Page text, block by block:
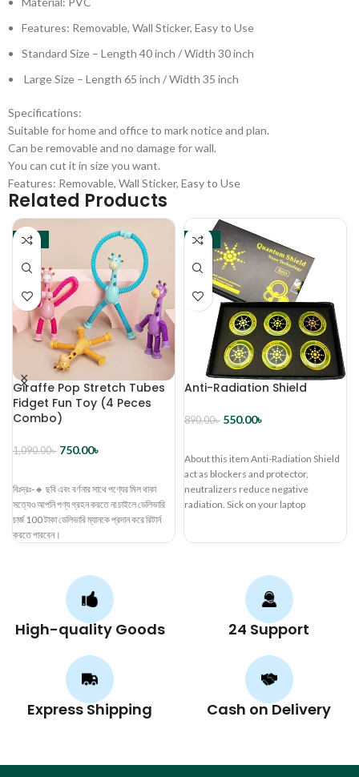
Features: Removable, Wall Sticker, Easy to Use
Standard Size – Length 40 inch / Width 30 inch
Large Size – Length 65 inch / Width 35 inch
Specifications:
Suitable for home and office to mark notice and plan.
Can be removable and no damage for wall.
You can cut it in size you want.
Features: Removable, Wall Sticker, Easy to Use
Related Products
-31%
Giraffe Pop Stretch Tubes
Fidget Fun Toy (4 Peces
Combo)
1,090.00৳ 750.00৳
বিঃদ্রঃ-🔸 ছবি এবং বর্ণনার সাথে পণ্যের মিল থাকা
সত্যেও আপনি পণ্য গ্রহন করতে না চাইলে ডেলিভারি
চার্জ 100 টাকা ডেলিভারি ম্যানকে প্রদান করে রিটার্ন
করতে পারবেন।
-38%
Anti-Radiation Shield
890.00৳ 550.00৳
About this item Anti-Radiation Shield
act as blockers and protector,
neutralizers reduce negative
radiation. Sick on your laptop
High-quality Goods 24 Support
Express Shipping Cash on Delivery